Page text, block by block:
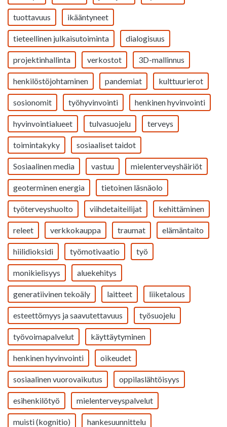
tuottavuus ikääntyneet
tieteellinen julkaisutoiminta dialogisuus
projektinhallinta verkostot 3D-mallinnus
henkilöstöjohtaminen pandemiat kulttuurierot
sosionomit työhyvinvointi henkinen hyvinvointi
hyvinvointialueet tulvasuojelu terveys
toimintakyky sosiaaliset taidot
Sosiaalinen media vastuu mielenterveyshäiriöt
geoterminen energia tietoinen läsnäolo
työterveyshuolto viihdetaiteilijat kehittäminen
releet verkkokauppa traumat elämäntaito
hiilidioksidi työmotivaatio työ
monikielisyys aluekehitys
generatiivinen tekoäly laitteet liiketalous
esteettömyys ja saavutettavuus työsuojelu
työvoimapalvelut käyttäytyminen
henkinen hyvinvointi oikeudet
sosiaalinen vuorovaikutus oppilaslähtöisyys
esihenkilötyö mielenterveyspalvelut
muisti (kognitio) hankesuunnittelu